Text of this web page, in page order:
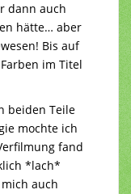
dann auch
hätte… aber
Bis auf
im Titel
beiden Teile
mochte ich
fand
*lach*
auch